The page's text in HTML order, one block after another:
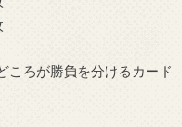
ころが勝負を分けるカード